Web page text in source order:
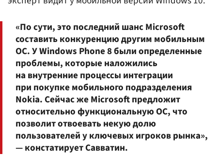
«По сути, это последний шанс Microsoft
составить конкуренцию другим мобильным
ОС. У Windows Phone 8 были определенные
проблемы, которые наложились
на внутренние процессы интеграции
при покупке мобильного подразделения
Nokia. Сейчас же Microsoft предложит
относительно функциональную ОС, что
позволит отвоевать некую долю
пользователей у ключевых игроков рынка»,
— констатирует Савватин.